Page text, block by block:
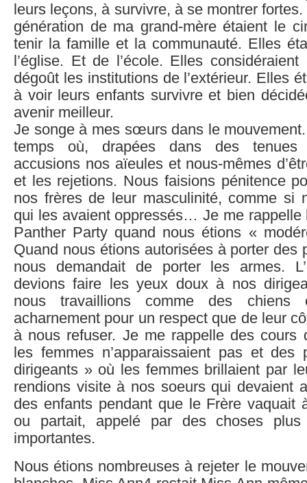
leurs leçons, à survivre, à se montrer
génération de ma grand-mère étaient le
tenir la famille et la communauté. Elles
l’église. Et de l’école. Elles
dégoût les institutions de l’extérieur. Elles
à voir leurs enfants survivre et bien
avenir meilleur.
Je songe à mes sœurs dans le
temps où, drapées dans des tenues
accusions nos aïeules et nous-mêmes
et les rejetions. Nous faisions pénitence
nos frères de leur masculinité, comme si
qui les avaient oppressés… Je me rappelle
Panther Party quand nous étions «
Quand nous étions autorisées à porter des
nous demandait de porter les armes.
devions faire les yeux doux à nos
nous travaillions comme des chiens
acharnement pour un respect que de leur
à nous refuser. Je me rappelle des cours
les femmes n’apparaissaient pas et
dirigeants » où les femmes brillaient par
rendions visite à nos soeurs qui devaient
des enfants pendant que le Frère vaquait
ou partait, appelé par des choses
importantes.
Nous étions nombreuses à rejeter le